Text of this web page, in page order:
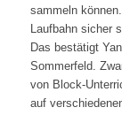
sammeln
Laufbahn sicher
Das bestätigt
Sommerfeld.
von Block-
auf